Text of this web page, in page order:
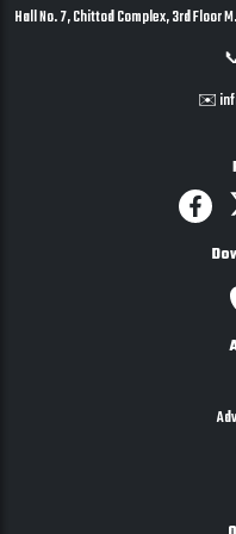
Hall No. 7, Chittod Complex, 3rd Floor
✉️